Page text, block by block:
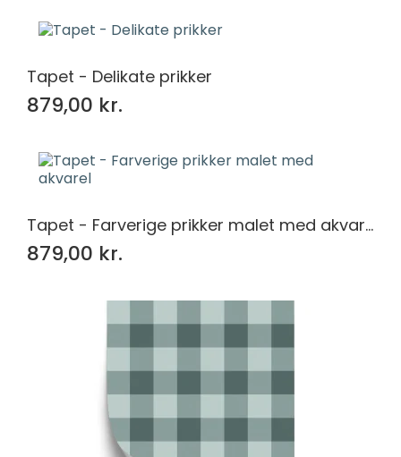
Tapet - Delikate prikker
879,00 kr.
Tapet - Farverige prikker malet med akvarel
879,00 kr.